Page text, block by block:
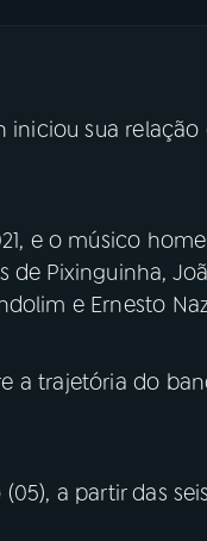
sua
e o músico
Pixinguinha,
e Ernesto
a trajetória do
a partir das